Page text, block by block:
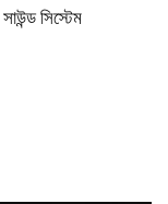
সিস্টেম